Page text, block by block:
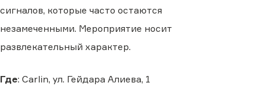
сигналов, которые часто остаются
незамеченными. Мероприятие носит
развлекательный характер.
Где: Carlin, ул. Гейдара Алиева, 1